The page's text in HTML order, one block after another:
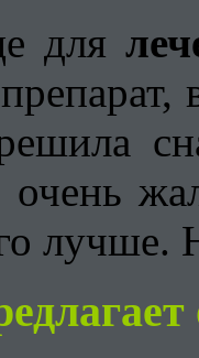
для
очень
лучше.